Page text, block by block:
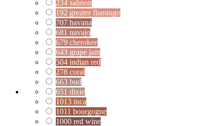
234 salmon
192 greater flamingo
707 havana
681 navajo
679 cherokee
643 grape jam
504 indian red
278 coral
663 bud
651 dixie
1013 inca
1011 bourgogne
1000 red wine